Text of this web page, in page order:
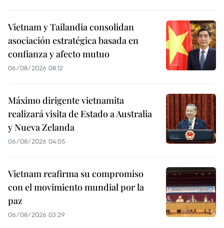
Vietnam y Tailandia consolidan
asociación estratégica basada en
confianza y afecto mutuo
06/08/2026 08:12
Máximo dirigente vietnamita
realizará visita de Estado a Australia
y Nueva Zelanda
06/08/2026 04:05
Vietnam reafirma su compromiso
con el movimiento mundial por la
paz
06/08/2026 03:29